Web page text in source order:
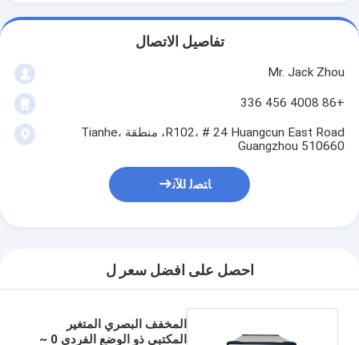
تفاصيل الاتصال
Mr. Jack Zhou
+86 4008 456 336
R102، # 24 Huangcun East Road، منطقة Tianhe،
Guangzhou 510660
ﺎﺘﺼﻟ ﺍﻶﻧ
احصل على افضل سعر ل
المخفف البصري المتغير
المكتبي ذو الوضع الفردي 0 ~